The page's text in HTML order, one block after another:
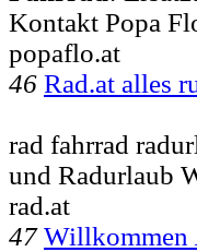
Kontakt Popa
popaflo.at
46 Rad.at alles
rad fahrrad
und Radurlaub
rad.at
47 Willkommen